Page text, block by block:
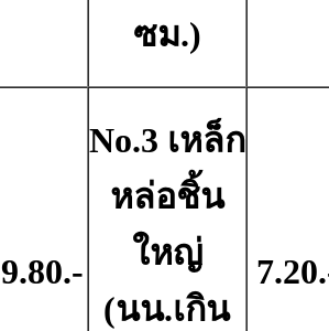
ซม.)
9.80.-
No.3 เหล็ก
หล่อชิ้น
ใหญ่
(นน.เกิน